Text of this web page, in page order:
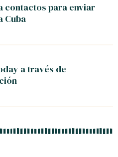
contactos para enviar
Cuba
a través de